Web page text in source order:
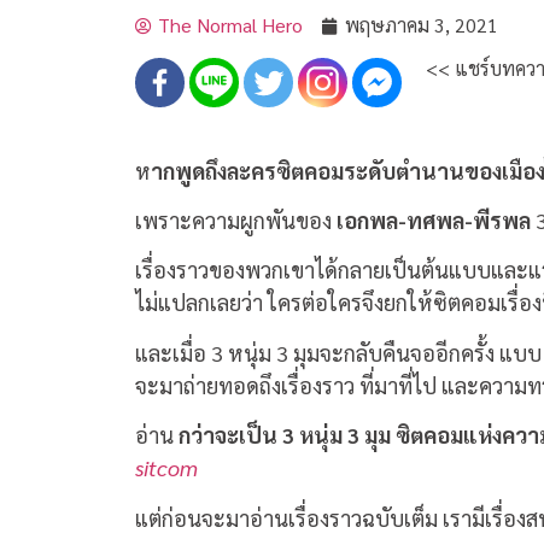
The Normal Hero
พฤษภาคม 3, 2021
<< แชร์บทคว
หากพูดถึงละครซิตคอมระดับตำนานของเมือง
เพราะความผูกพันของ เอกพล-ทศพล-พีรพล
เรื่องราวของพวกเขาได้กลายเป็นต้นแบบแล
ไม่แปลกเลยว่า ใครต่อใครจึงยกให้ซิตคอมเรื่
และเมื่อ 3 หนุ่ม 3 มุมจะกลับคืนจออีกครั้ง แบบ
จะมาถ่ายทอดถึงเรื่องราว ที่มาที่ไป และควา
อ่านกว่าจะเป็น 3 หนุ่ม 3 มุม ซิตคอมแห่งคว
sitcom
แต่ก่อนจะมาอ่านเรื่องราวฉบับเต็ม เรามีเรื่อ